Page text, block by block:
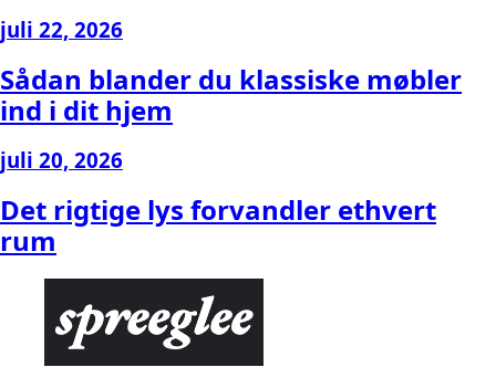
juli 22, 2026
Sådan blander du klassiske møbler
ind i dit hjem
juli 20, 2026
Det rigtige lys forvandler ethvert
rum